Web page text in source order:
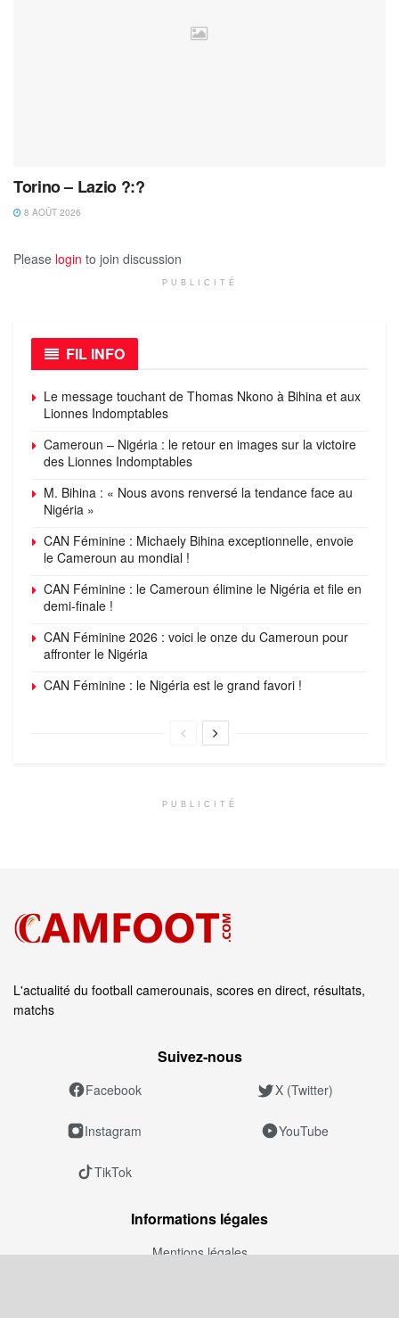
Torino – Lazio ?:?
8 AOÛT 2026
Please login to join discussion
PUBLICITÉ
FIL INFO
Le message touchant de Thomas Nkono à Bihina et aux
Lionnes Indomptables
Cameroun – Nigéria : le retour en images sur la victoire
des Lionnes Indomptables
M. Bihina : « Nous avons renversé la tendance face au
Nigéria »
CAN Féminine : Michaely Bihina exceptionnelle, envoie
le Cameroun au mondial !
CAN Féminine : le Cameroun élimine le Nigéria et file en
demi-finale !
CAN Féminine 2026 : voici le onze du Cameroun pour
affronter le Nigéria
CAN Féminine : le Nigéria est le grand favori !
PUBLICITÉ
L'actualité du football camerounais, scores en direct, résultats,
matchs
Suivez‑nous
Facebook X (Twitter)
Instagram YouTube
TikTok
Informations légales
Mentions légales